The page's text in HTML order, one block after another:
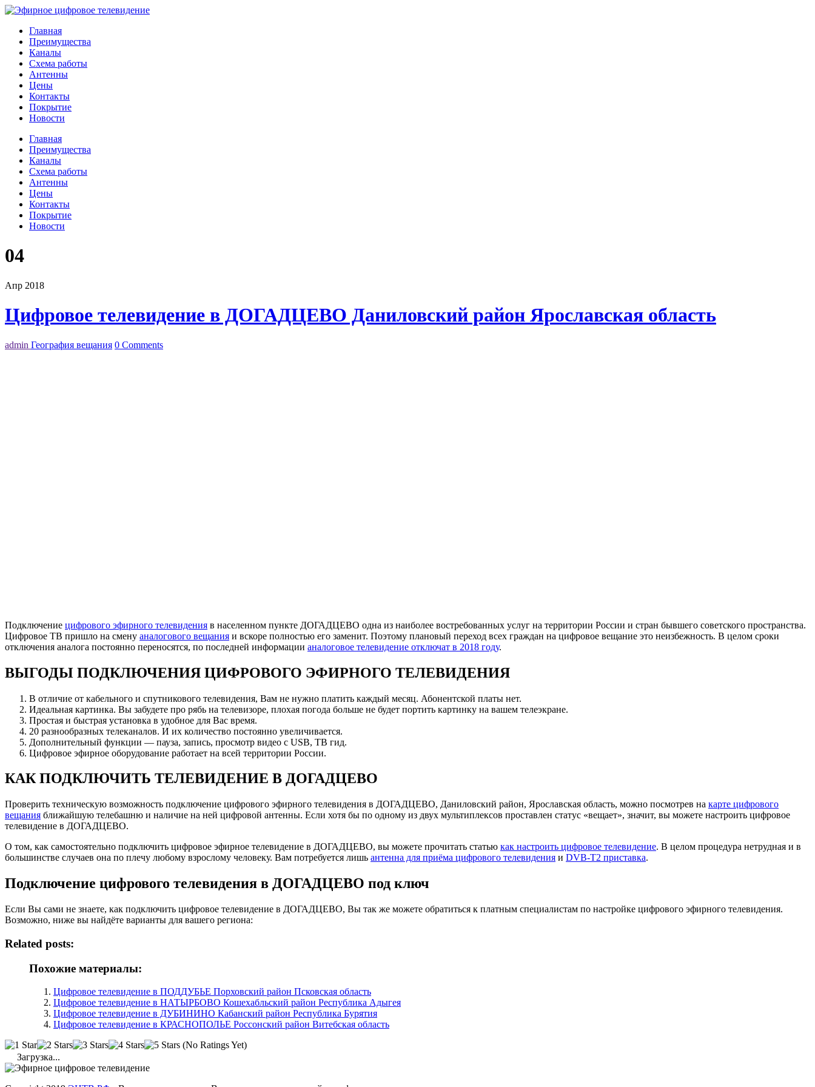
Главная
Преимущества
Каналы
Схема работы
Антенны
Цены
Контакты
Покрытие
Новости
Главная
Преимущества
Каналы
Схема работы
Антенны
Цены
Контакты
Покрытие
Новости
04
Апр 2018
Цифровое телевидение в ДОГАДЦЕВО Даниловский район Ярославская область
admin География вещания 0 Comments
Подключение цифрового эфирного телевидения в населенном пункте ДОГАДЦЕВО одна из наиболее востребованных услуг на территории России и стран бывшего советского пространства.
Цифровое ТВ пришло на смену аналогового вещания и вскоре полностью его заменит. Поэтому плановый переход всех граждан на цифровое вещание это неизбежность. В целом сроки
отключения аналога постоянно переносятся, по последней информации аналоговое телевидение отключат в 2018 году.
ВЫГОДЫ ПОДКЛЮЧЕНИЯ ЦИФРОВОГО ЭФИРНОГО ТЕЛЕВИДЕНИЯ
В отличие от кабельного и спутникового телевидения, Вам не нужно платить каждый месяц. Абонентской платы нет.
Идеальная картинка. Вы забудете про рябь на телевизоре, плохая погода больше не будет портить картинку на вашем телеэкране.
Простая и быстрая установка в удобное для Вас время.
20 разнообразных телеканалов. И их количество постоянно увеличивается.
Дополнительный функции — пауза, запись, просмотр видео с USB, ТВ гид.
Цифровое эфирное оборудование работает на всей территории России.
КАК ПОДКЛЮЧИТЬ ТЕЛЕВИДЕНИЕ В ДОГАДЦЕВО
Проверить техническую возможность подключение цифрового эфирного телевидения в ДОГАДЦЕВО, Даниловский район, Ярославская область, можно посмотрев на карте цифрового
вещания ближайшую телебашню и наличие на ней цифровой антенны. Если хотя бы по одному из двух мультиплексов проставлен статус «вещает», значит, вы можете настроить цифровое
телевидение в ДОГАДЦЕВО.
О том, как самостоятельно подключить цифровое эфирное телевидение в ДОГАДЦЕВО, вы можете прочитать статью как настроить цифровое телевидение. В целом процедура нетрудная и в
большинстве случаев она по плечу любому взрослому человеку. Вам потребуется лишь антенна для приёма цифрового телевидения и DVB-T2 приставка.
Подключение цифрового телевидения в ДОГАДЦЕВО под ключ
Если Вы сами не знаете, как подключить цифровое телевидение в ДОГАДЦЕВО, Вы так же можете обратиться к платным специалистам по настройке цифрового эфирного телевидения.
Возможно, ниже вы найдёте варианты для вашего региона:
Related posts:
Похожие материалы:
Цифровое телевидение в ПОДДУБЬЕ Порховский район Псковская область
Цифровое телевидение в НАТЫРБОВО Кошехабльский район Республика Адыгея
Цифровое телевидение в ДУБИНИНО Кабанский район Республика Бурятия
Цифровое телевидение в КРАСНОПОЛЬЕ Россонский район Витебская область
(No Ratings Yet)
Загрузка...